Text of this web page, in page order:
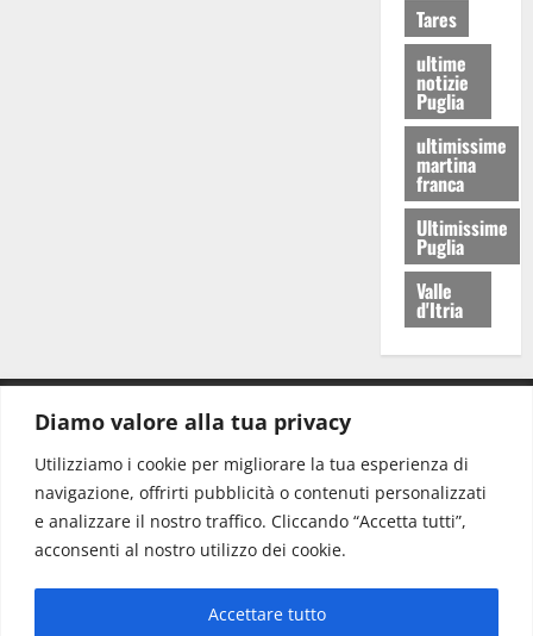
Diamo valore alla tua privacy
Utilizziamo i cookie per migliorare la tua esperienza di
navigazione, offrirti pubblicità o contenuti personalizzati
e analizzare il nostro traffico. Cliccando “Accetta tutti”,
acconsenti al nostro utilizzo dei cookie.
Accettare tutto
Tares
ultime
notizie
Puglia
ultimissime
martina
franca
Ultimissime
Puglia
Valle
d'Itria
Redazione: redazione@www.martinasera.it
Direttore:direttore@www.martinasera.it
Info & Commerciale:info@www.martinasera.it